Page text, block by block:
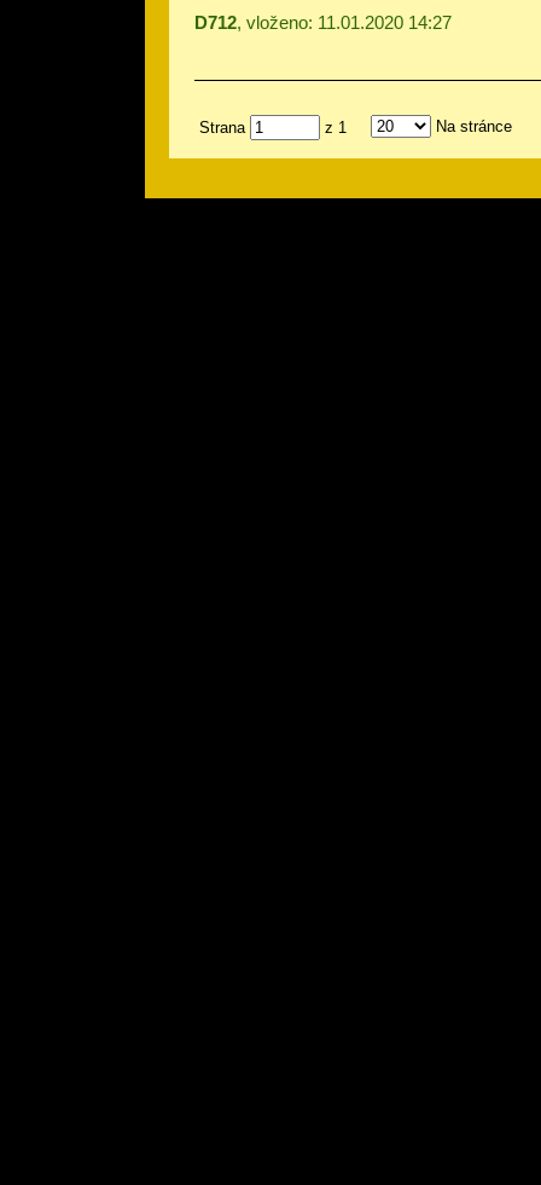
D712, vloženo: 11.01.2020 14:27
Strana z 1 Na stránce